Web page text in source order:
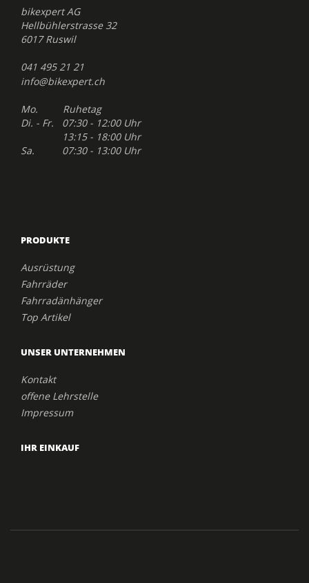
bikexpert AG
Hellbühlerstrasse 32
6017 Ruswil
041 495 21 21
info@bikexpert.ch
Mo. Ruhetag
Di. - Fr. 07:30 - 12:00 Uhr
13:15 - 18:00 Uhr
Sa. 07:30 - 13:00 Uhr
PRODUKTE
Ausrüstung
Fahrräder
Fahrradänhänger
Top Artikel
UNSER UNTERNEHMEN
Kontakt
offene Lehrstelle
Impressum
IHR EINKAUF